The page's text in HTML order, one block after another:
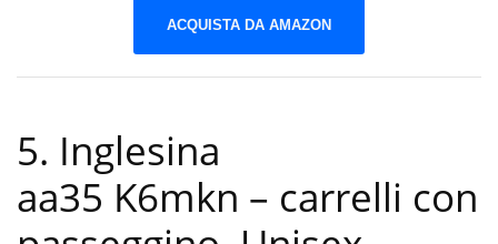
ACQUISTA DA AMAZON
5. Inglesina
aa35 K6mkn – carrelli con